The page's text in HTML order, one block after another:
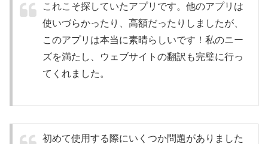
これこそ探していたアプリです。他のアプリは
使いづらかったり、高額だったりしましたが、
このアプリは本当に素晴らしいです！私のニー
ズを満たし、ウェブサイトの翻訳も完璧に行っ
てくれました。
初めて使用する際にいくつか問題がありました